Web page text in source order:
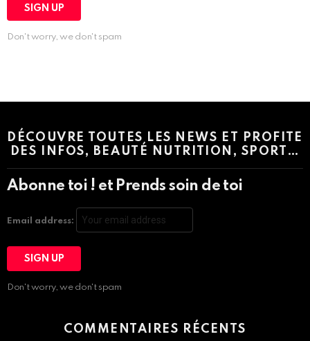
Don't worry, we don't spam
DÉCOUVRE TOUTES LES NEWS ET PROFITE
DES INFOS, BEAUTÉ NUTRITION, SPORT…
Abonne toi ! et Prends soin de toi
Email address:
Don't worry, we don't spam
COMMENTAIRES RÉCENTS